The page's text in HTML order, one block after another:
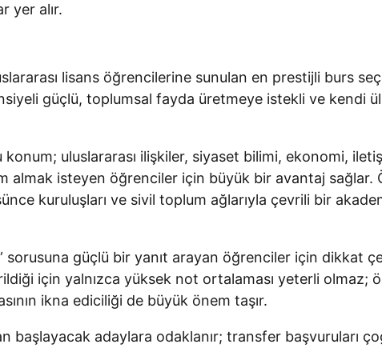
yer alır.
lisans öğrencilerine sunulan en prestijli burs
güçlü, toplumsal fayda üretmeye istekli ve kendi
uluslararası ilişkiler, siyaset bilimi, ekonomi,
almak isteyen öğrenciler için büyük bir avantaj sağlar.
kuruluşları ve sivil toplum ağlarıyla çevrili bir
sorusuna güçlü bir yanıt arayan öğrenciler için dikkat
için yalnızca yüksek not ortalaması yeterli olmaz;
ikna ediciliği de büyük önem taşır.
başlayacak adaylara odaklanır; transfer başvuruları